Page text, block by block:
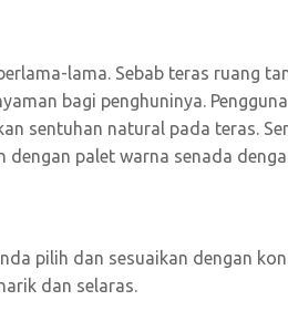
lama. Sebab teras ruang
bagi penghuninya.
sentuhan natural pada teras.
palet warna senada
pilih dan sesuaikan dengan
dan selaras.